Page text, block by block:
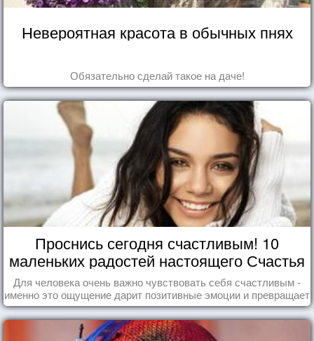
Невероятная красота в обычных пнях
Обязательно сделай такое на даче!
Проснись сегодня счастливым! 10
маленьких радостей настоящего Счастья
Для человека очень важно чувствовать себя счастливым -
именно это ощущение дарит позитивные эмоции и превращает
каждый день в маленький праздник.